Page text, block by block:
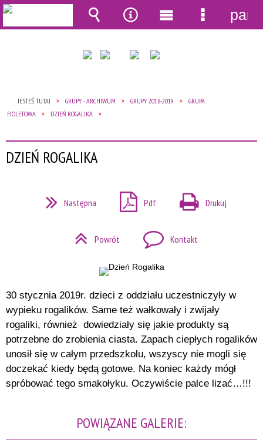
JESTEŚ TUTAJ GRUPY - ARCHIWUM GRUPY 2018-2019
GRUPA
FIOLETOWA
DZIEŃ ROGALIKA
DZIEŃ ROGALIKA
Następna Pdf Drukuj
Powrót Kontakt
30 stycznia 2019r. dzieci z oddziału uczestniczyły w
wypieku rogalików. Same też wałkowały i zwijały
rogaliki, również dowiedziały się jakie produkty są
potrzebne do zrobienia ciasta. Zapach ciepłych rogalików
unosił się w całym przedszkolu, wszyscy nie mogli się
doczekać kiedy będą gotowe. Na koniec każdy mógł
spróbować tego smakołyku. Oczywiście palce lizać…!!!
POWIĄZANE GALERIE:
Wyszukiwarka
Narzędzia
Menu
główne
Menu